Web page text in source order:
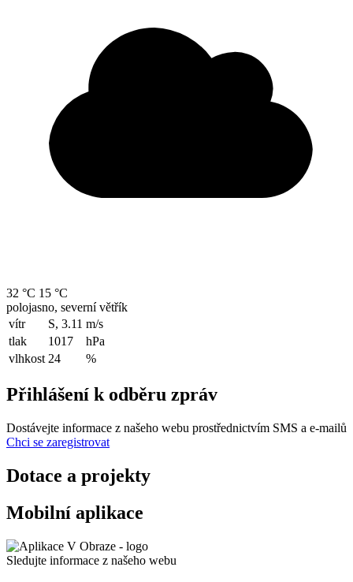
32 °C 15 °C
polojasno, severní větřík
vítr
S, 3.11 m/s
tlak
1017
hPa
vlhkost 24 %
Přihlášení k odběru zpráv
Dostávejte informace z našeho webu prostřednictvím SMS a e-mailů
Chci se zaregistrovat
Dotace a projekty
Mobilní aplikace
Sledujte informace z našeho webu